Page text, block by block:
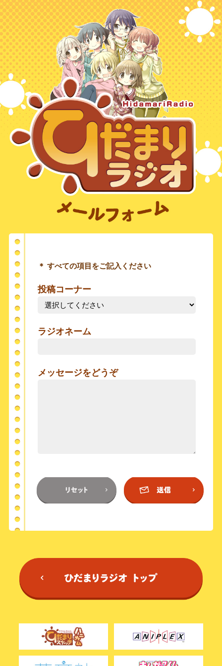
＊ すべての項目をご記入ください
投稿コーナー
ラジオネーム
メッセージをどうぞ